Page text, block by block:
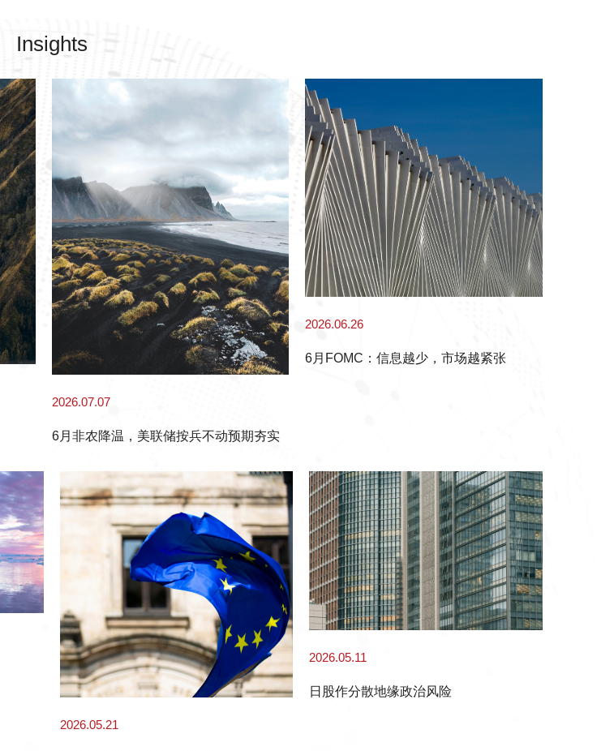
Insights
2026.07.07
6月非农降温，美联储按兵不动预期夯实
2026.06.26
6月FOMC：信息越少，市场越紧张
2026.05.21
2026.05.11
日股作分散地缘政治风险